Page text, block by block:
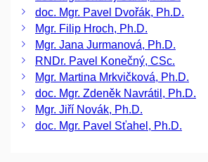
doc. Mgr. Pavel Dvořák, Ph.D.
Mgr. Filip Hroch, Ph.D.
Mgr. Jana Jurmanová, Ph.D.
RNDr. Pavel Konečný, CSc.
Mgr. Martina Mrkvičková, Ph.D.
doc. Mgr. Zdeněk Navrátil, Ph.D.
Mgr. Jiří Novák, Ph.D.
doc. Mgr. Pavel Sťahel, Ph.D.